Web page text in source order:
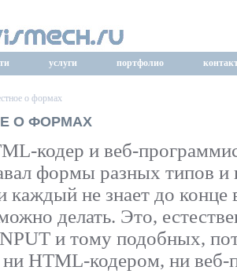
услуги портфолио
о формах
О ФОРМАХ
кодер и веб-
формы разных типов и
каждый не знает до
делать. Это,
и тому подобных,
ни HTML-кодером, ни